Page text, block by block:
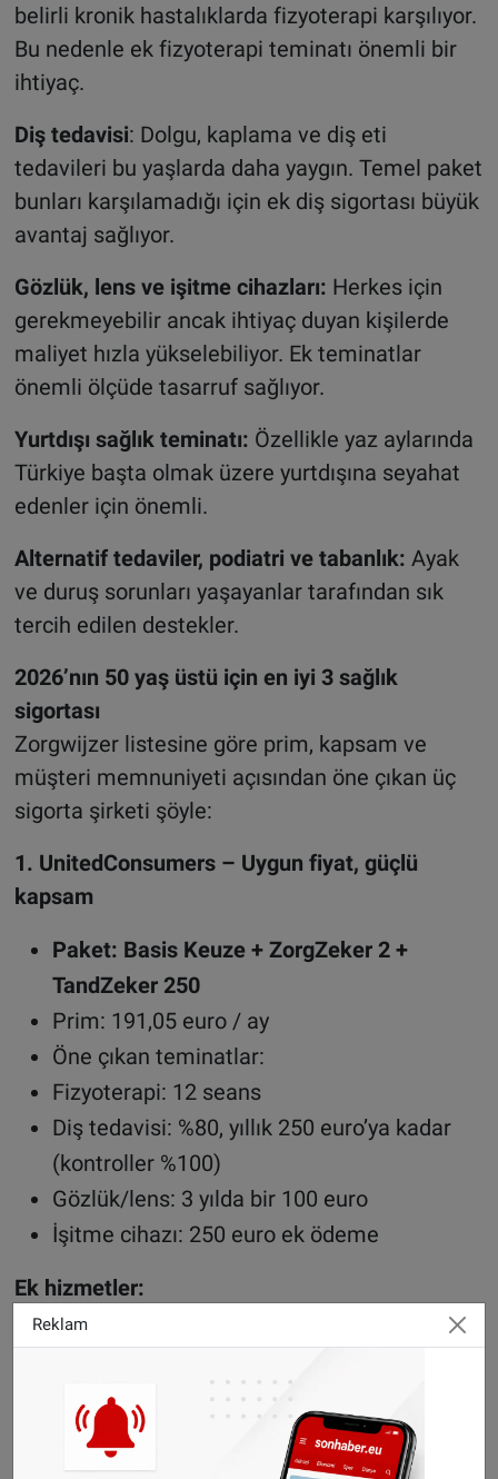
belirli kronik hastalıklarda fizyoterapi karşılıyor.
Bu nedenle ek fizyoterapi teminatı önemli bir
ihtiyaç.
Diş tedavisi: Dolgu, kaplama ve diş eti
tedavileri bu yaşlarda daha yaygın. Temel paket
bunları karşılamadığı için ek diş sigortası büyük
avantaj sağlıyor.
Gözlük, lens ve işitme cihazları: Herkes için
gerekmeyebilir ancak ihtiyaç duyan kişilerde
maliyet hızla yükselebiliyor. Ek teminatlar
önemli ölçüde tasarruf sağlıyor.
Yurtdışı sağlık teminatı: Özellikle yaz aylarında
Türkiye başta olmak üzere yurtdışına seyahat
edenler için önemli.
Alternatif tedaviler, podiatri ve tabanlık: Ayak
ve duruş sorunları yaşayanlar tarafından sık
tercih edilen destekler.
2026’nın 50 yaş üstü için en iyi 3 sağlık
sigortası
Zorgwijzer listesine göre prim, kapsam ve
müşteri memnuniyeti açısından öne çıkan üç
sigorta şirketi şöyle:
1. UnitedConsumers – Uygun fiyat, güçlü
kapsam
Paket: Basis Keuze + ZorgZeker 2 +
TandZeker 250
Prim: 191,05 euro / ay
Öne çıkan teminatlar:
Fizyoterapi: 12 seans
Diş tedavisi: %80, yıllık 250 euro’ya kadar
(kontroller %100)
Gözlük/lens: 3 yılda bir 100 euro
İşitme cihazı: 250 euro ek ödeme
Ek hizmetler:
Dünya genelinde acil sağlık teminatı
Bakım desteği: 250 euro + 5 güne kadar
geçici bakım
Diş kazaları: 20.000 euro’ya kadar
Reklam